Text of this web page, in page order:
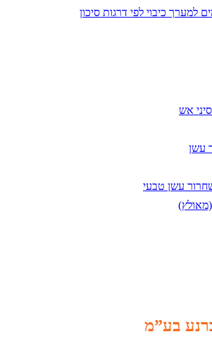
למערך כיבוי לפי דרגות סיכון
אש
עשן
עשן טבעי
בע”מ